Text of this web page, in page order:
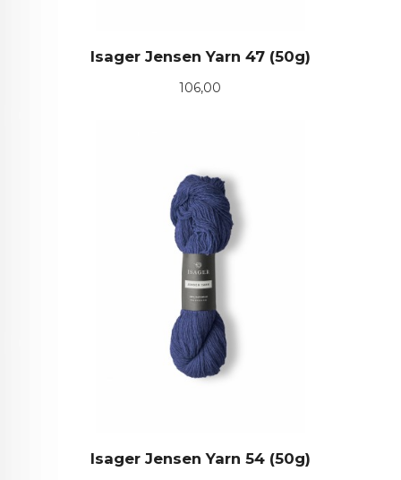
Isager Jensen Yarn 47 (50g)
Pris
106,00
Isager Jensen Yarn 54 (50g)